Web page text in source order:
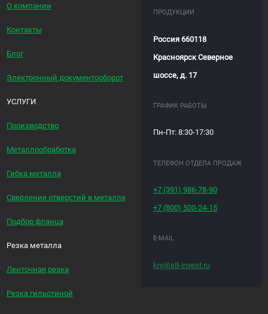
О компании
Контакты
Блог
Электронный документооборот
УСЛУГИ
Производство
Металлообработка
Гибка металла
Сверление отверстий в металле
Подбор фланца
Резка металла
Ленточная резка
Резка гильотиной
ПРОДУКЦИИ
Россия 660118
Красноярск Северное
шоссе, д. 17
ГРАФИК РАБОТЫ
Пн-Пт: 8:30-17:30
ТЕЛЕФОН ОТДЕЛА ПРОДАЖ
+7 (391)986-78-90
+7 (800) 500-24-15
E-MAIL
kry@stl-invest.ru